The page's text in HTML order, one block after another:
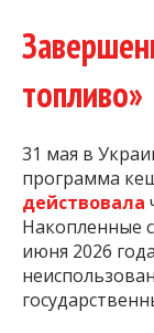
топливо»
31 мая в
программа
действовала
Накопленные
июня 2026